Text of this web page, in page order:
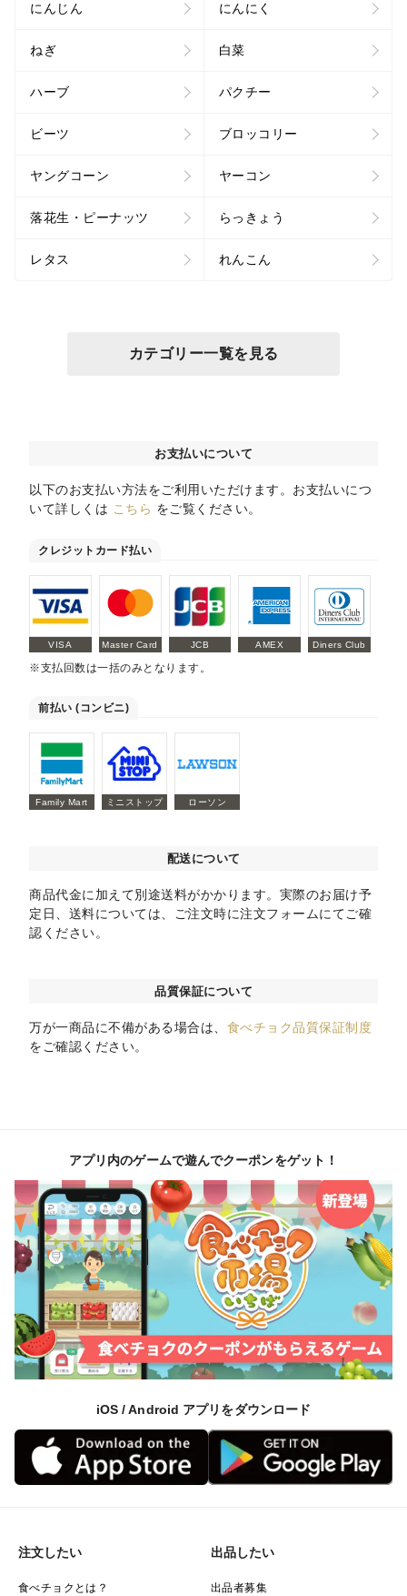
にんじん にんにく
ねぎ 白菜
ハーブ パクチー
ビーツ ブロッコリー
ヤングコーン ヤーコン
落花生・ピーナッツ らっきょう
レタス れんこん
カテゴリー一覧を見る
お支払いについて
以下のお支払い方法をご利用いただけます。お支払いにつ
いて詳しくは こちら をご覧ください。
クレジットカード払い
VISA Master Card JCB AMEX Diners Club
※支払回数は一括のみとなります。
前払い (コンビニ)
Family Mart ミニストップ ローソン
配送について
商品代金に加えて別途送料がかかります。実際のお届け予
定日、送料については、ご注文時に注文フォームにてご確
認ください。
品質保証について
万が一商品に不備がある場合は、 食べチョク品質保証制度
をご確認ください。
アプリ内のゲームで遊んでクーポンをゲット！
iOS / Android アプリをダウンロード
注文したい
食べチョクとは？
出品したい
出品者募集